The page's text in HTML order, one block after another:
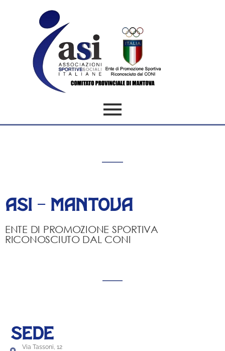
ASI - mANTOVA
ENTE DI PROMOZIONE SPORTIVA
RICONOSCIUTO DAL CONI
SEDE
Via Tassoni, 12